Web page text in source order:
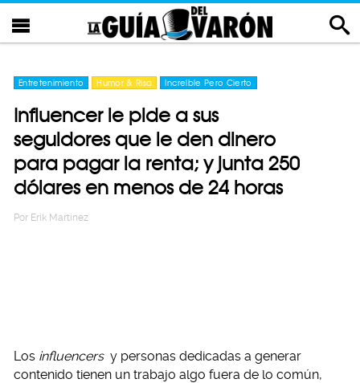
Entretenimiento Humor & Risa Increíble Pero Cierto
Influencer le pide a sus
seguidores que le den dinero
para pagar la renta; y junta 250
dólares en menos de 24 horas
Por Erik Martinez
Los influencers y personas dedicadas a generar
contenido tienen un trabajo algo fuera de lo común,